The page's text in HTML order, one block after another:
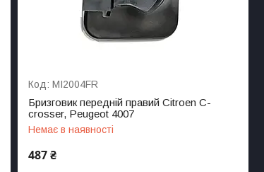
MI2004FR
Бризговик передній правий Citroen C-
crosser, Peugeot 4007
Немає в наявності
487 ₴